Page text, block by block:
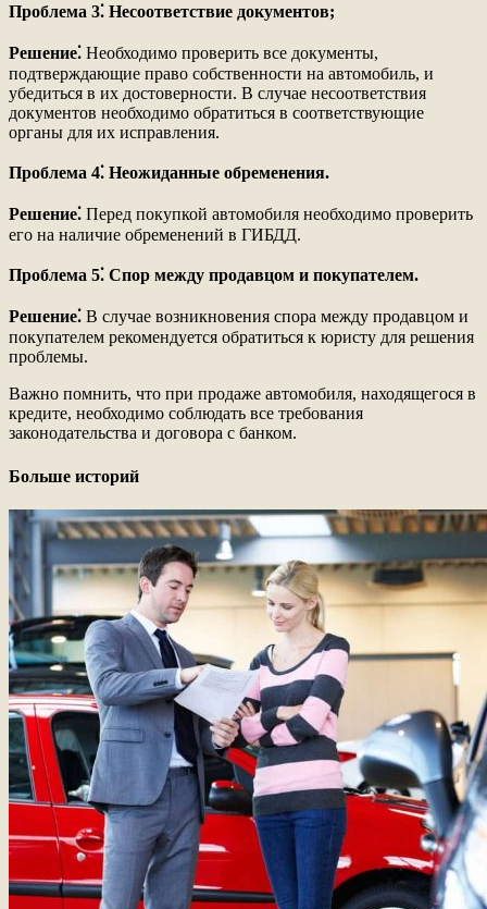
Проблема 3⁚ Несоответствие документов;
Решение⁚ Необходимо проверить все документы,
подтверждающие право собственности на автомобиль, и
убедиться в их достоверности. В случае несоответствия
документов необходимо обратиться в соответствующие
органы для их исправления.
Проблема 4⁚ Неожиданные обременения.
Решение⁚ Перед покупкой автомобиля необходимо проверить
его на наличие обременений в ГИБДД.
Проблема 5⁚ Спор между продавцом и покупателем.
Решение⁚ В случае возникновения спора между продавцом и
покупателем рекомендуется обратиться к юристу для решения
проблемы.
Важно помнить, что при продаже автомобиля, находящегося в
кредите, необходимо соблюдать все требования
законодательства и договора с банком.
Больше историй